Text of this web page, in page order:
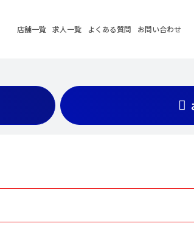
店舗一覧 求人一覧 よくある質問 お問い合わせ